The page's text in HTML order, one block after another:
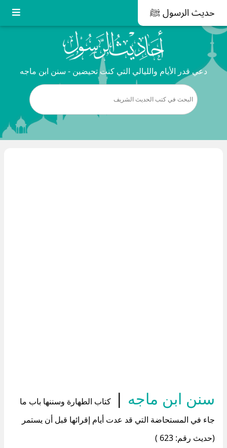
حديث الرسول ﷺ
دعي قدر الأيام والليالي التي كنت تحيضين - سنن ابن ماجه
سنن ابن ماجه |
كتاب الطهارة وسننها باب ما
جاء في المستحاضة التي قد عدت أيام إقرائها قبل أن يستمر
(حديث رقم: 623 )